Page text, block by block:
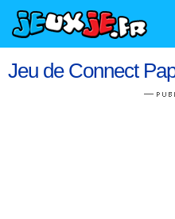
Jeu de Connect